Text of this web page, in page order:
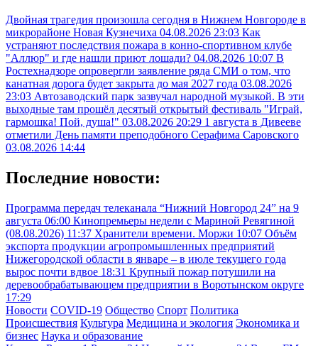
Двойная трагедия произошла сегодня в Нижнем Новгороде в
микрорайоне Новая Кузнечиха 04.08.2026 23:03 Как
устраняют последствия пожара в конно-спортивном клубе
"Аллюр" и где нашли приют лошади? 04.08.2026 10:07 В
Ростехнадзоре опровергли заявление ряда СМИ о том, что
канатная дорога будет закрыта до мая 2027 года 03.08.2026
23:03 Автозаводский парк зазвучал народной музыкой. В эти
выходные там прошёл десятый открытый фестиваль "Играй,
гармошка! Пой, душа!" 03.08.2026 20:29 1 августа в Дивееве
отметили День памяти преподобного Серафима Саровского
03.08.2026 14:44
Последние новости:
Программа передач телеканала “Нижний Новгород 24” на 9
августа 06:00 Кинопремьеры недели с Мариной Ревягиной
(08.08.2026) 11:37 Хранители времени. Моржи 10:07 Объём
экспорта продукции агропромышленных предприятий
Нижегородской области в январе – в июле текущего года
вырос почти вдвое 18:31 Крупный пожар потушили на
деревообрабатывающем предприятии в Воротынском округе
17:29
Новости COVID-19 Общество Спорт Политика
Происшествия Культура Медицина и экология Экономика и
бизнес Наука и образование